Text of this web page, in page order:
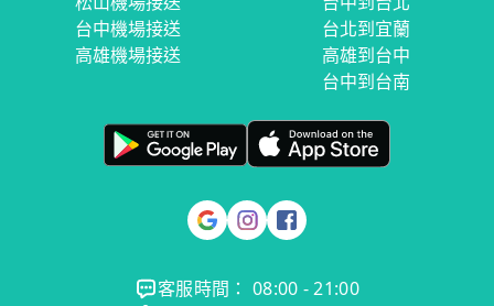
台中機場接送
高雄機場接送
台北到宜蘭
高雄到台中
台中到台南
客服時間： 08:00 - 21:00